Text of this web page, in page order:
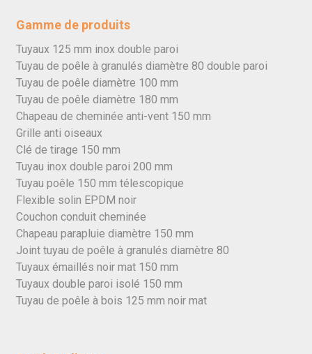
Gamme de produits
Tuyaux 125 mm inox double paroi
Tuyau de poêle à granulés diamètre 80 double paroi
Tuyau de poêle diamètre 100 mm
Tuyau de poêle diamètre 180 mm
Chapeau de cheminée anti-vent 150 mm
Grille anti oiseaux
Clé de tirage 150 mm
Tuyau inox double paroi 200 mm
Tuyau poêle 150 mm télescopique
Flexible solin EPDM noir
Couchon conduit cheminée
Chapeau parapluie diamètre 150 mm
Joint tuyau de poêle à granulés diamètre 80
Tuyaux émaillés noir mat 150 mm
Tuyaux double paroi isolé 150 mm
Tuyau de poêle à bois 125 mm noir mat